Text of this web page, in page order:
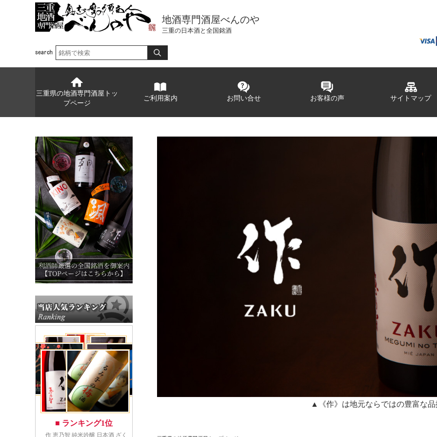
地酒専門酒屋べんのや
三重の日本酒と全国銘酒
三重県の地酒専門酒屋トッ
プページ
ご利用案内 お問い合せ お客様の声 サイトマップ
▲《作》は地元ならではの豊富な